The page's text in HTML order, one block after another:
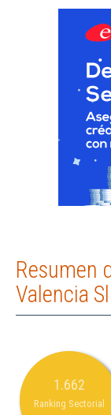
Resumen
Valencia Sl
1.662
Ranking Sectorial